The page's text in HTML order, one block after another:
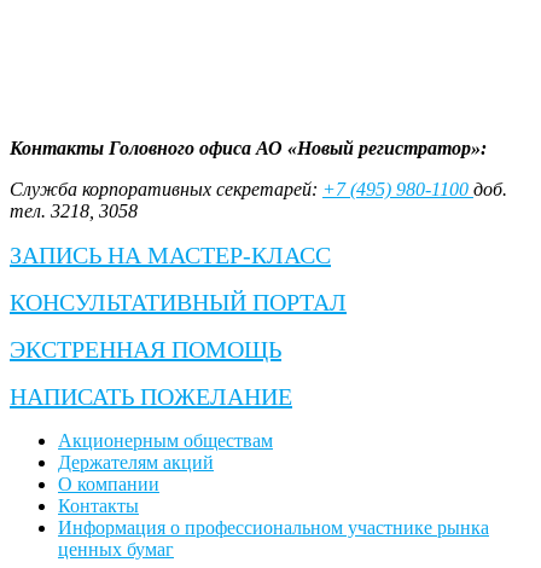
Контакты Головного офиса АО «Новый регистратор»:
Служба корпоративных секретарей: +7 (495) 980-1100 доб.
тел. 3218, 3058
ЗАПИСЬ НА МАСТЕР-КЛАСС
КОНСУЛЬТАТИВНЫЙ ПОРТАЛ
ЭКСТРЕННАЯ ПОМОЩЬ
НАПИСАТЬ ПОЖЕЛАНИЕ
Акционерным обществам
Держателям акций
О компании
Контакты
Информация о профессиональном участнике рынка
ценных бумаг